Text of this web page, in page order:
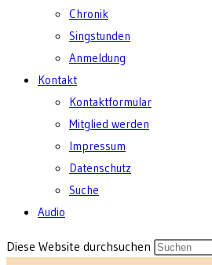
Chronik
Singstunden
Anmeldung
Kontakt
Kontaktformular
Mitglied werden
Impressum
Datenschutz
Suche
Audio
Diese Website durchsuchen